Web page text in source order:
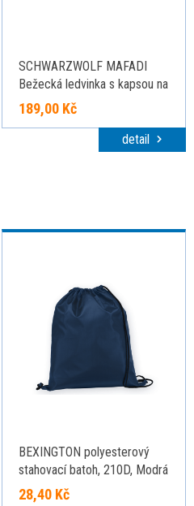
SCHWARZWOLF MAFADI
Bežecká ledvinka s kapsou na
láhev
189,00 Kč
detail
BEXINGTON polyesterový
stahovací batoh, 210D, Modrá
28,40 Kč